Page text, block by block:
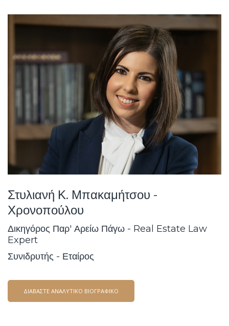
Στυλιανή Κ. Μπακαμήτσου -
Χρονοπούλου
Δικηγόρος Παρ' Αρείω Πάγω - Real Estate Law
Expert
Συνιδρυτής - Εταίρος
ΔΙΑΒΑΣΤΕ ΑΝΑΛΥΤΙΚΟ ΒΙΟΓΡΑΦΙΚΟ